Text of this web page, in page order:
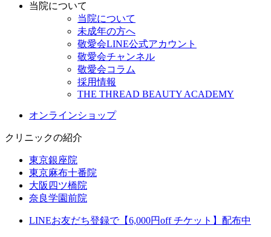
当院について
当院について
未成年の方へ
敬愛会LINE公式アカウント
敬愛会チャンネル
敬愛会コラム
採用情報
THE THREAD BEAUTY ACADEMY
オンラインショップ
クリニックの紹介
東京銀座院
東京麻布十番院
大阪四ツ橋院
奈良学園前院
LINEお友だち登録で【6,000円off チケット】配布中